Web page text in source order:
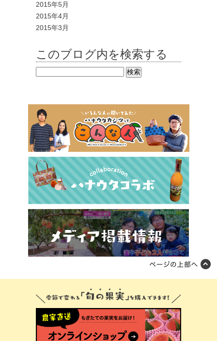
2015年5月
2015年4月
2015年3月
このブログ内を検索する